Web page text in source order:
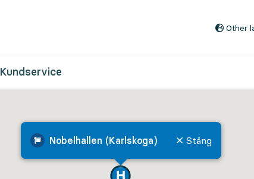
Other
Kundservice
Nobelhallen (Karlskoga) Stäng